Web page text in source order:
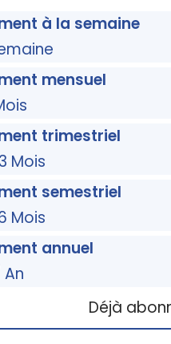
à la semaine
mensuel
trimestriel
Mois
semestriel
Mois
annuel
An
Déjà